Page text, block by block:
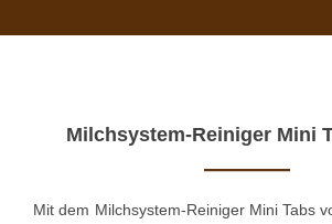
Milchsystem-Reiniger Mini
Mit dem Milchsystem-Reiniger Mini Tabs